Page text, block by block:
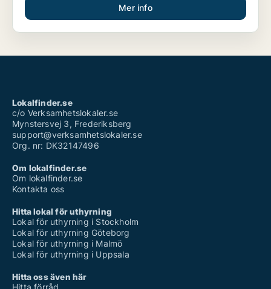
Mer info
Lokalfinder.se
c/o Verksamhetslokaler.se
Mynstersvej 3, Frederiksberg
support@verksamhetslokaler.se
Org. nr: DK32147496
Om lokalfinder.se
Om lokalfinder.se
Kontakta oss
Hitta lokal för uthyrning
Lokal för uthyrning i Stockholm
Lokal för uthyrning Göteborg
Lokal för uthyrning i Malmö
Lokal för uthyrning i Uppsala
Hitta oss även här
Hitta förråd